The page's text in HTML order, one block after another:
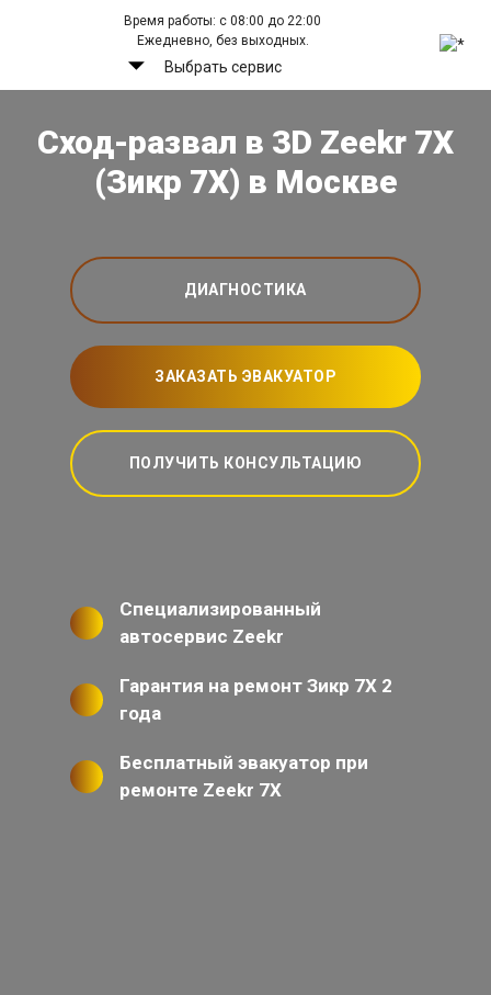
Время работы: с 08:00 до 22:00
Ежедневно, без выходных.
Выбрать сервис
Сход-развал в 3D Zeekr 7X
(Зикр 7Х) в Москве
ДИАГНОСТИКА
ЗАКАЗАТЬ ЭВАКУАТОР
ПОЛУЧИТЬ КОНСУЛЬТАЦИЮ
Специализированный
автосервис Zeekr
Гарантия на ремонт Зикр 7Х 2
года
Бесплатный эвакуатор при
ремонте Zeekr 7X